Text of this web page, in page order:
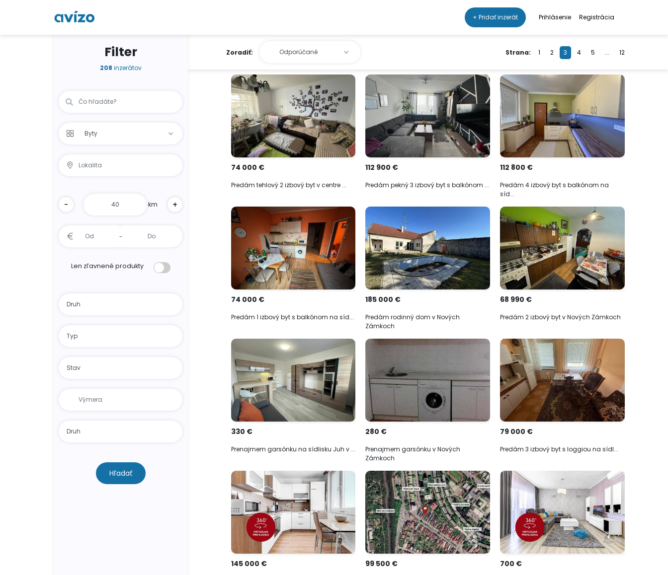
+ Pridať inzerát Prihlásenie Registrácia
Filter
208 inzerátov
- km +
-
Len zľavnené produkty
Hľadať
Zoradiť: Strana: 1 2 3 4 5 ... 12
74 000 €
Predám tehlový 2 izbový byt v centre ...
112 900 €
Predám pekný 3 izbový byt s balkónom ...
112 800 €
Predám 4 izbový byt s balkónom na
síd...
74 000 €
Predám 1 izbový byt s balkónom na síd...
185 000 €
Predám rodinný dom v Nových
Zámkoch
68 990 €
Predám 2 izbový byt v Nových Zámkoch
330 €
Prenajmem garsónku na sídlisku Juh v ...
280 €
Prenajmem garsónku v Nových
Zámkoch
79 000 €
Predám 3 izbový byt s loggiou na sídl...
145 000 € 99 500 € 700 €